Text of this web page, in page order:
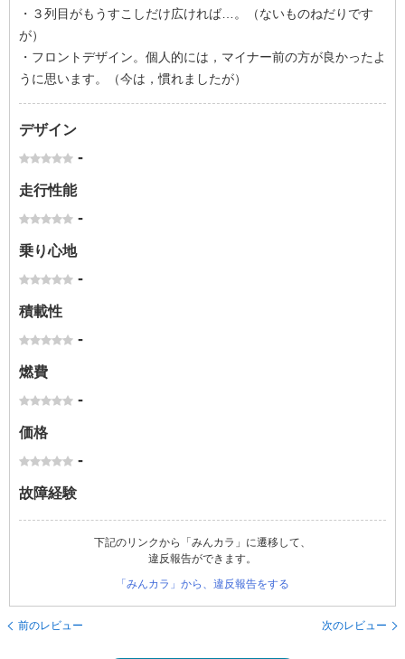
・３列目がもうすこしだけ広ければ…。（ないものねだりです
が）
・フロントデザイン。個人的には，マイナー前の方が良かったよ
うに思います。（今は，慣れましたが）
デザイン
-
走行性能
-
乗り心地
-
積載性
-
燃費
-
価格
-
故障経験
下記のリンクから「みんカラ」に遷移して、
違反報告ができます。
「みんカラ」から、違反報告をする
前のレビュー 次のレビュー